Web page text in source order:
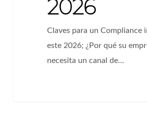
2026
Claves para un Compliance
este 2026; ¿Por qué su
necesita un canal de…